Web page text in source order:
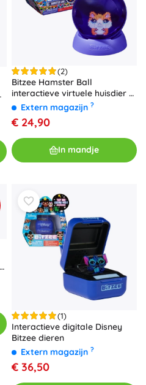
(2)
Bitzee Hamster Ball
interactieve virtuele huisdier –
hamster van Spin Master
Extern magazijn ?
€ 24,90
In mandje
(1)
Interactieve digitale Disney
Bitzee dieren
Extern magazijn ?
€ 36,50